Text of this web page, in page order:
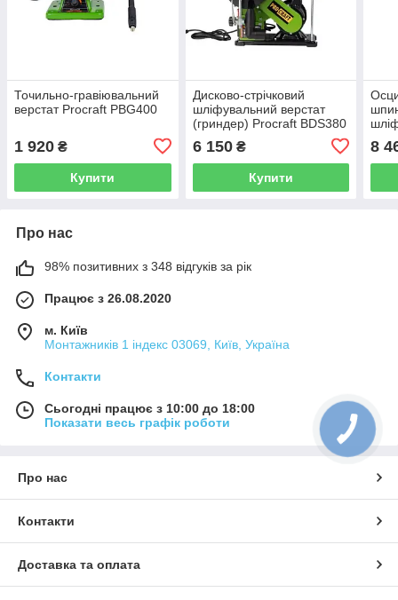
Точильно-гравіювальний
верстат Procraft PBG400
1 920 ₴
Купити
Дисково-стрічковий
шліфувальний верстат
(гриндер) Procraft BDS380
6 150₴
Купити
8
Про нас
98% позитивних з 348 відгуків за рік
Працює з 26.08.2020
м. Київ
Монтажників 1 індекс 03069, Київ, Україна
Контакти
Сьогодні працює з 10:00 до 18:00
Показати весь графік роботи
Про нас
Контакти
Доставка та оплата